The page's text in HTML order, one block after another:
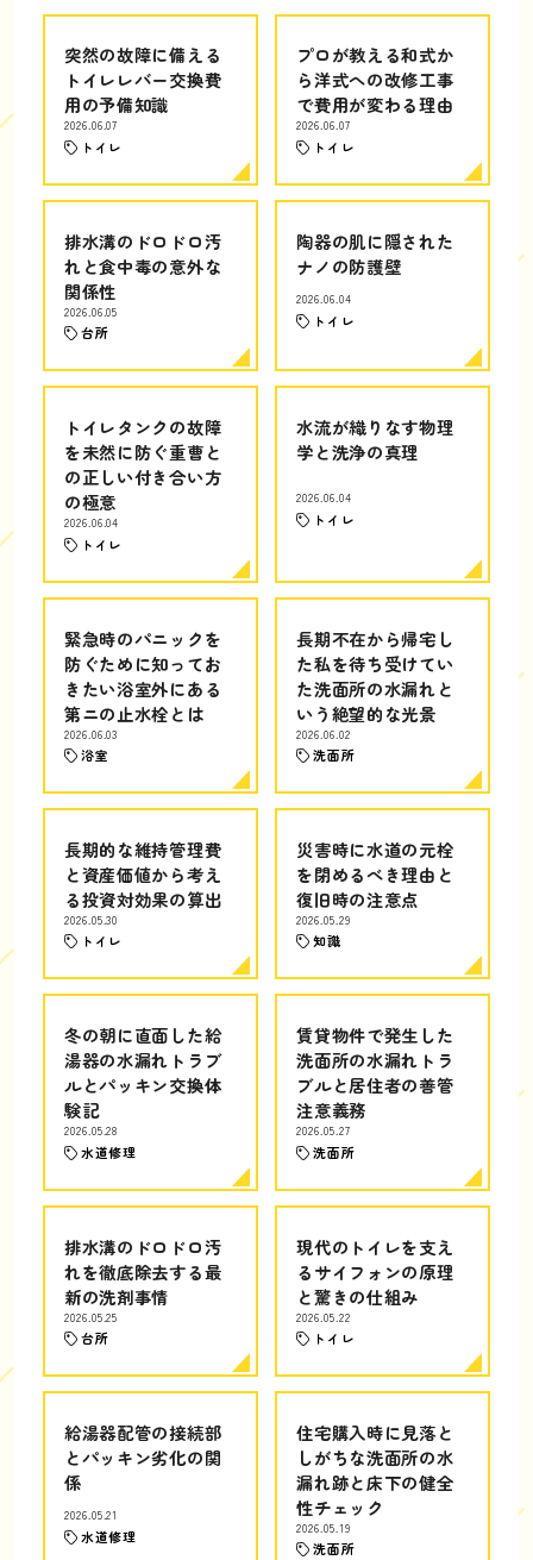
突然の故障に備える
トイレレバー交換費
用の予備知識
2026.06.07
トイレ
プロが教える和式か
ら洋式への改修工事
で費用が変わる理由
2026.06.07
トイレ
排水溝のドロドロ汚
れと食中毒の意外な
関係性
2026.06.05
台所
陶器の肌に隠された
ナノの防護壁
2026.06.04
トイレ
トイレタンクの故障
を未然に防ぐ重曹と
の正しい付き合い方
の極意
2026.06.04
トイレ
水流が織りなす物理
学と洗浄の真理
2026.06.04
トイレ
緊急時のパニックを
防ぐために知ってお
きたい浴室外にある
第ニの止水栓とは
2026.06.03
浴室
長期不在から帰宅し
た私を待ち受けてい
た洗面所の水漏れと
いう絶望的な光景
2026.06.02
洗面所
長期的な維持管理費
と資産価値から考え
る投資対効果の算出
2026.05.30
トイレ
災害時に水道の元栓
を閉めるべき理由と
復旧時の注意点
2026.05.29
知識
冬の朝に直面した給
湯器の水漏れトラブ
ルとパッキン交換体
験記
2026.05.28
水道修理
賃貸物件で発生した
洗面所の水漏れトラ
ブルと居住者の善管
注意義務
2026.05.27
洗面所
排水溝のドロドロ汚
れを徹底除去する最
新の洗剤事情
2026.05.25
台所
現代のトイレを支え
るサイフォンの原理
と驚きの仕組み
2026.05.22
トイレ
給湯器配管の接続部
とパッキン劣化の関
係
2026.05.21
水道修理
住宅購入時に見落と
しがちな洗面所の水
漏れ跡と床下の健全
性チェック
2026.05.19
洗面所